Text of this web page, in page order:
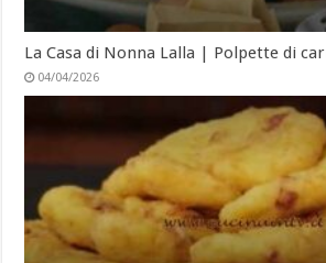
La Casa di Nonna Lalla | Polpette di
04/04/2026